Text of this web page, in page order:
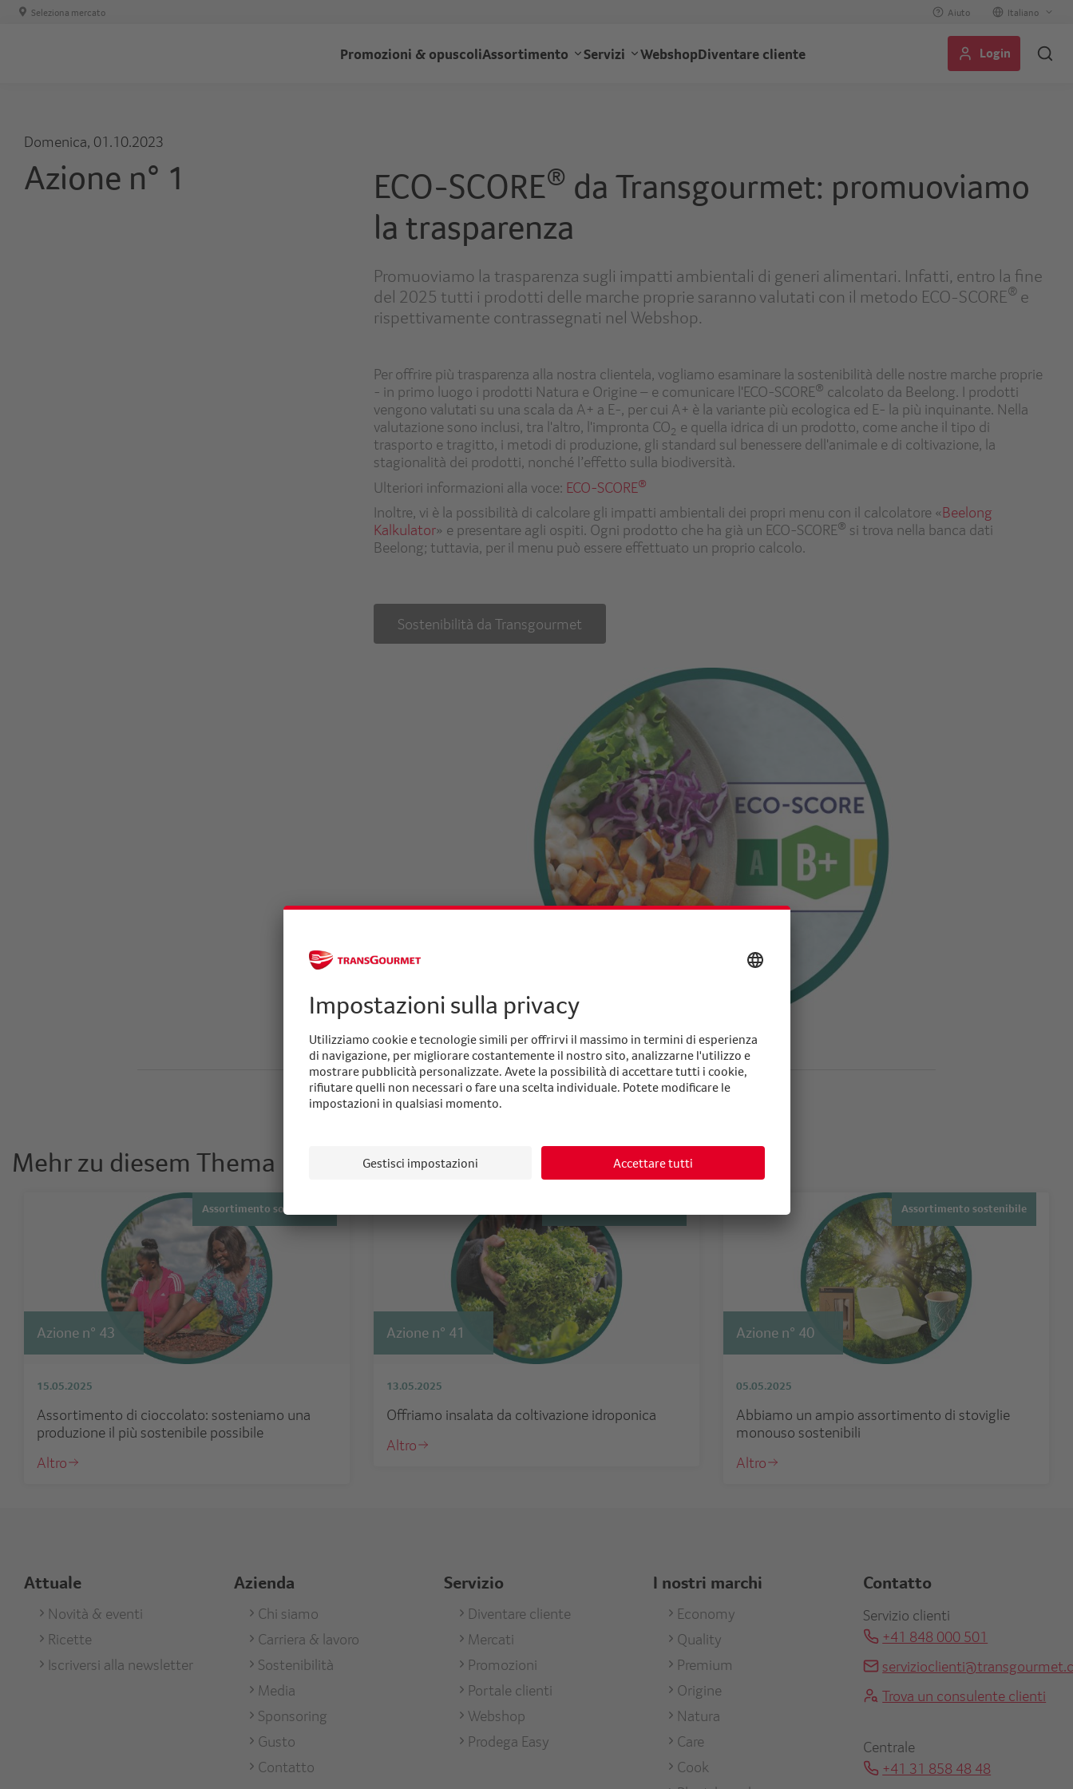
principale
Seleziona mercato Aiuto
Select
your
language
Transgourmet
Promozioni & opuscoliAssortimento Servizi WebshopDiventare cliente Login
Domenica, 01.10.2023
Azione n° 1 ECO-SCORE® da Transgourmet: promuoviamo
la trasparenza
Promuoviamo la trasparenza sugli impatti ambientali di generi alimentari. Infatti, entro la fine
del 2025 tutti i prodotti delle marche proprie saranno valutati con il metodo ECO-SCORE® e
rispettivamente contrassegnati nel Webshop.
Per offrire più trasparenza alla nostra clientela, vogliamo esaminare la sostenibilità delle nostre marche proprie
- in primo luogo i prodotti Natura e Origine – e comunicare l'ECO-SCORE® calcolato da Beelong. I prodotti
vengono valutati su una scala da A+ a E-, per cui A+ è la variante più ecologica ed E- la più inquinante. Nella
valutazione sono inclusi, tra l'altro, l'impronta CO2 e quella idrica di un prodotto, come anche il tipo di
trasporto e tragitto, i metodi di produzione, gli standard sul benessere dell'animale e di coltivazione, la
stagionalità dei prodotti, nonché l’effetto sulla biodiversità.
Ulteriori informazioni alla voce: ECO-SCORE®
Inoltre, vi è la possibilità di calcolare gli impatti ambientali dei propri menu con il calcolatore «Beelong
Kalkulator» e presentare agli ospiti. Ogni prodotto che ha già un ECO-SCORE® si trova nella banca dati
Beelong; tuttavia, per il menu può essere effettuato un proprio calcolo.
Sostenibilità da Transgourmet
Mehr zu diesem Thema
Assortimento sostenibile
Azione n° 43
15.05.2025
Assortimento di cioccolato: sosteniamo una
produzione il più sostenibile possibile
Altro
Azione n° 41
13.05.2025
Offriamo insalata da coltivazione idroponica
Altro
Assortimento sostenibile
Azione n° 40
05.05.2025
Abbiamo un ampio assortimento di stoviglie
monouso sostenibili
Altro
Attuale
Footer
Aktuell
Novità & eventi
Ricette
Iscriversi alla newsletter
Azienda
Footer
Unternehmen
Chi siamo
Carriera & lavoro
Sostenibilità
Media
Sponsoring
Gusto
Contatto
Servizio
Footer
Services
Diventare cliente
Mercati
Promozioni
Portale clienti
Webshop
Prodega Easy
I nostri marchi
Footer
Unsere
Marken
Economy
Quality
Premium
Origine
Natura
Care
Cook
Contatto
Servizio clienti
+41 848 000 501
Trova un consulente clienti
Centrale
+41 31 858 48 48